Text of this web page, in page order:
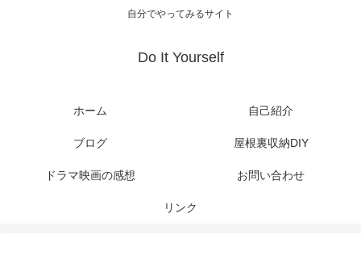
自分でやってみるサイト
Do It Yourself
ホーム 自己紹介
ブログ 屋根裏収納DIY
ドラマ映画の感想 お問い合わせ
リンク